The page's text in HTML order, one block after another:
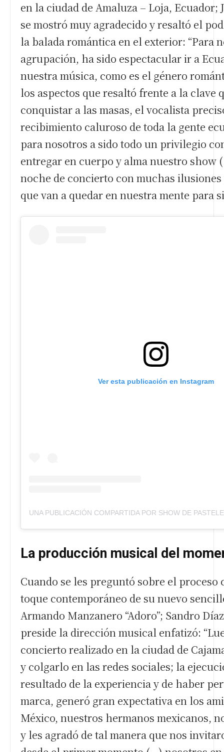
en la ciudad de Amaluza – Loja, Ecuador;
se mostró muy agradecido y resaltó el
la balada romántica en el exterior: “Para
agrupación, ha sido espectacular ir a
nuestra música, como es el género
los aspectos que resaltó frente a la clave
conquistar a las masas, el vocalista
recibimiento caluroso de toda la gente
para nosotros a sido todo un privilegio
entregar en cuerpo y alma nuestro show
noche de concierto con muchas
que van a quedar en nuestra mente para
Ver esta publicación en Instagram
La producción musical del
Cuando se les preguntó sobre el proceso
toque contemporáneo de su nuevo
Armando Manzanero “Adoro”; Sandro
preside la dirección musical enfatizó:
concierto realizado en la ciudad de
y colgarlo en las redes sociales; la
resultado de la experiencia y de haber
marca, generó gran expectativa en los
México, nuestros hermanos mexicanos,
y les agradó de tal manera que nos